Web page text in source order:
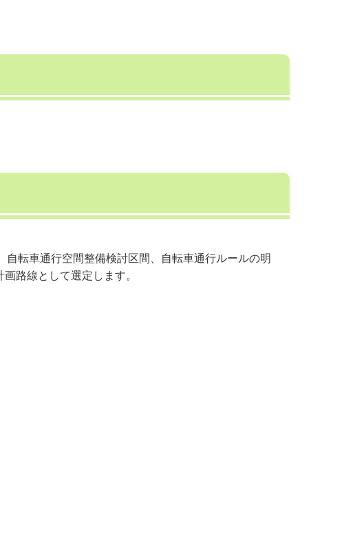
転車通行空間整備検討区間、自転車通行ルールの明
路線として選定します。